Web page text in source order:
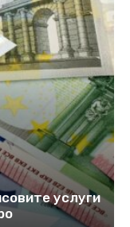
услуги